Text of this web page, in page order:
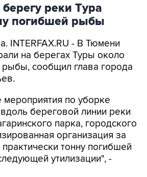
реки Тура
погибшей рыбы
INTERFAX.RU - В Тюмени
на берегах Туры около
сообщил глава города
по уборке
береговой линии реки
парка, городского
организация за
тонну погибшей
утилизации", -